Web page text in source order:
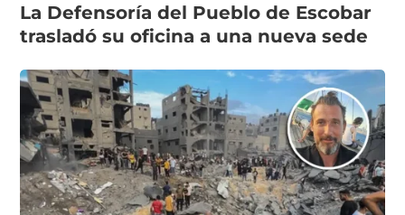
La Defensoría del Pueblo de Escobar
trasladó su oficina a una nueva sede